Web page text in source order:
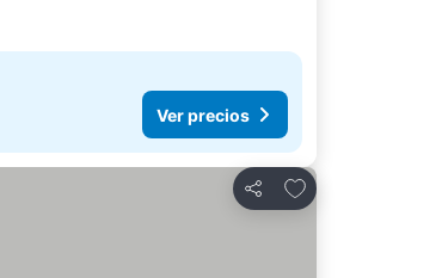
Ver precios
Compartir
Agregar a favoritos